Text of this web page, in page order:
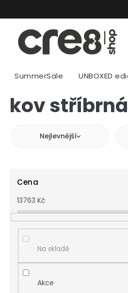
SummerSale UNBOXED
kov stříbrná
Nejlevnější
Cena
13763 Kč
Na skladě
Akce